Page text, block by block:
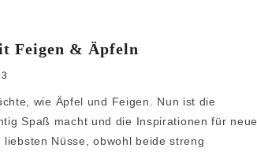
Feigen & Äpfeln
wie Äpfel und Feigen. Nun ist die
Spaß macht und die Inspirationen für neue
Nüsse, obwohl beide streng